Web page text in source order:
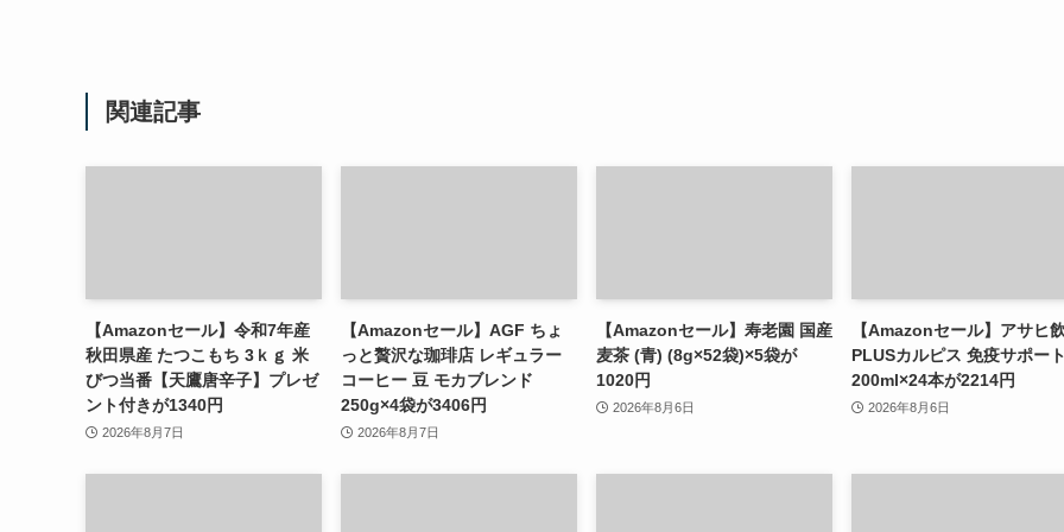
関連記事
【Amazonセール】令和7年産
秋田県産 たつこもち 3ｋｇ 米
びつ当番【天鷹唐辛子】プレゼ
ント付きが1340円
2026年8月7日
【Amazonセール】AGF ちょ
っと贅沢な珈琲店 レギュラー
コーヒー 豆 モカブレンド
250g×4袋が3406円
2026年8月7日
【Amazonセール】寿老園 国産
麦茶 (青) (8g×52袋)×5袋が
1020円
2026年8月6日
【Amazonセール】アサヒ
PLUSカルピス 免疫サポー
200ml×24本が2214円
2026年8月6日